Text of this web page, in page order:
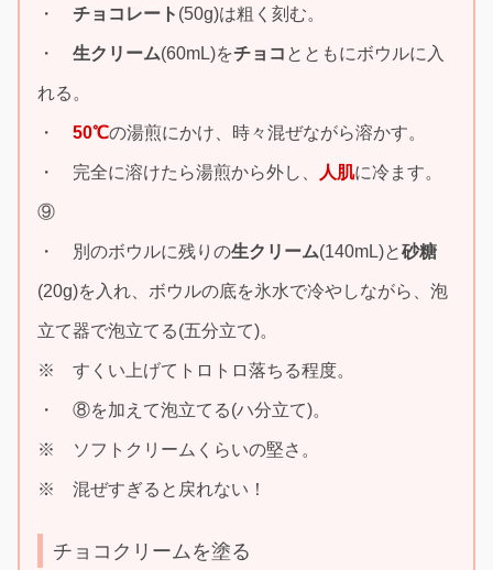
・ チョコレート (50g)は粗く刻む。
・ 生クリーム(60mL)をチョコ とともにボウルに入
れる。
・ 50℃の湯煎にかけ、時々混ぜながら溶かす。
・ 完全に溶けたら湯煎から外し、 人肌に冷ます。
⑨
・ 別のボウルに残りの生クリーム(140mL)と砂糖
(20g)を入れ、ボウルの底を氷水で冷やしながら、泡
立て器で泡立てる(五分立て)。
※ すくい上げてトロトロ落ちる程度。
・ ⑧を加えて泡立てる(ハ分立て)。
※ ソフトクリームくらいの堅さ。
※ 混ぜすぎると戻れない！
チョコクリームを塗る